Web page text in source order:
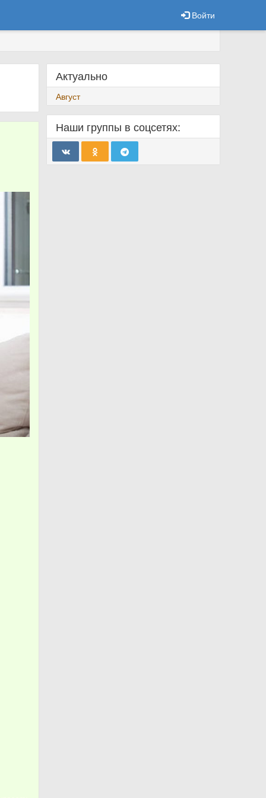
Войти
Актуально
Август
Наши группы в соцсетях: